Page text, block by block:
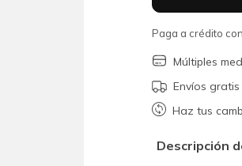
Paga a crédito con
Múltiples
Envíos
Haz tus
Descripción